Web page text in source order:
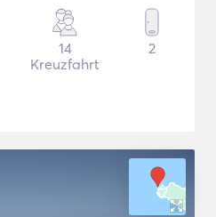
14
Kreuzfahrt
2